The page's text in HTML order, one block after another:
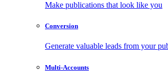
Make publications that look like you
Conversion
Generate valuable leads from your
Multi-Accounts